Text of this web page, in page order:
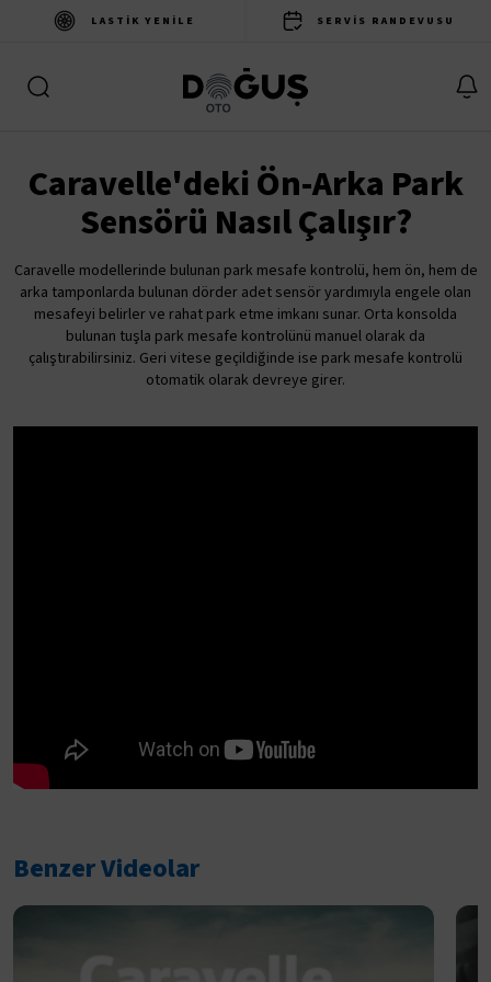
LASTIK YENILE SERVIS RANDEVUSU
Caravelle'deki Ön-Arka Park
Sensörü Nasıl Çalışır?
Caravelle modellerinde bulunan park mesafe kontrolü, hem ön, hem de
arka tamponlarda bulunan dörder adet sensör yardımıyla engele olan
mesafeyi belirler ve rahat park etme imkanı sunar. Orta konsolda
bulunan tuşla park mesafe kontrolünü manuel olarak da
çalıştırabilirsiniz. Geri vitese geçildiğinde ise park mesafe kontrolü
otomatik olarak devreye girer.
Benzer Videolar